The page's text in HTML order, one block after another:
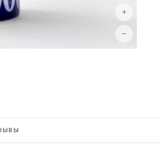
+
−